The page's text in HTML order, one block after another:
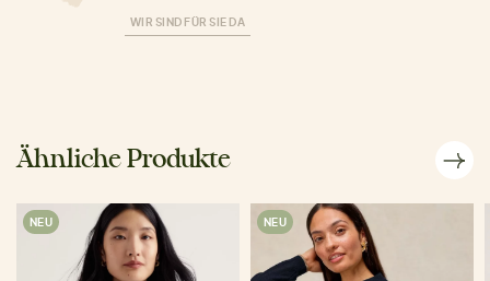
WIR SIND FÜR SIE DA
Ähnliche Produkte
NEU NEU